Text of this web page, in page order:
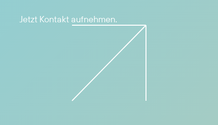
Jetzt Kontakt aufnehmen.